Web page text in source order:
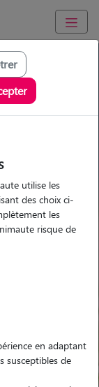
et chat en famille
à
Brède
utilise les
des choix ci-
les
risque de
en adaptant
susceptibles de